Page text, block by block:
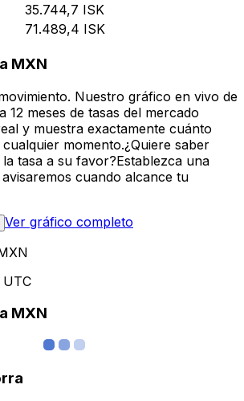
35.744,7 ISK
71.489,4 ISK
MXN
Nuestro gráfico en vivo de
12 meses de tasas del mercado
y muestra exactamente cuánto
momento.¿Quiere saber
tasa a su favor?Establezca una
cuando alcance tu
Ver gráfico completo
UTC
MXN